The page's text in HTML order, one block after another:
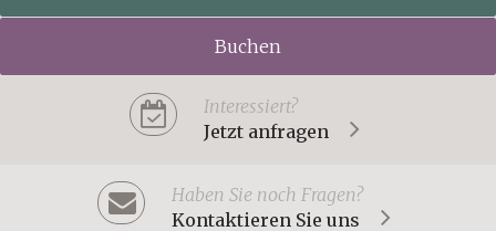
Buchen
Interessiert?
Jetzt anfragen
Haben Sie noch Fragen?
Kontaktieren Sie uns